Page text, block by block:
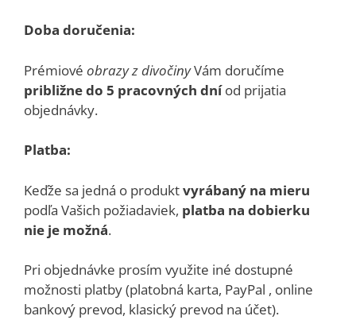
Doba doručenia:
Prémiové obrazy z divočinyVám doručíme
približne do 5 pracovných dníod prijatia
objednávky.
Platba:
Keďže sa jedná o produktvyrábaný na mieru
podľa Vašich požiadaviek, platba na dobierku
nie je možná.
Pri objednávke prosím využite iné dostupné
možnosti platby (platobná karta, PayPal , online
bankový prevod, klasický prevod na účet).